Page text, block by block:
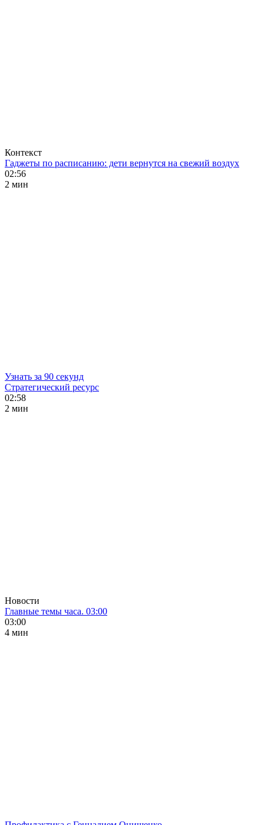
Контекст
Гаджеты по расписанию: дети вернутся на свежий воздух
02:56
2 мин
Узнать за 90 секунд
Стратегический ресурс
02:58
2 мин
Новости
Главные темы часа. 03:00
03:00
4 мин